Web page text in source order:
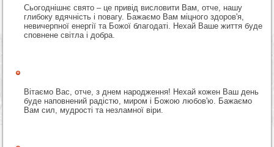
Сьогоднішнє свято – це привід висловити Вам, отче, нашу
глибоку вдячність і повагу. Бажаємо Вам міцного здоров'я,
невичерпної енергії та Божої благодаті. Нехай Ваше життя буде
сповнене світла і добра.
Вітаємо Вас, отче, з днем народження! Нехай кожен Ваш день
буде наповнений радістю, миром і Божою любов'ю. Бажаємо
Вам сил, мудрості та незламної віри.